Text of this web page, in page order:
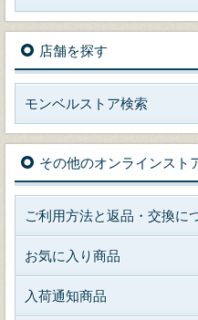
店舗を探す
モンベルストア検索
その他のオンラインスト
ご利用方法と返品・交換に
お気に入り商品
入荷通知商品